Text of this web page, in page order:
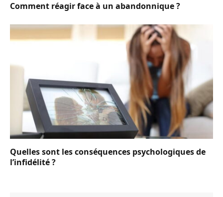
Comment réagir face à un abandonnique ?
Quelles sont les conséquences psychologiques de
l’infidélité ?